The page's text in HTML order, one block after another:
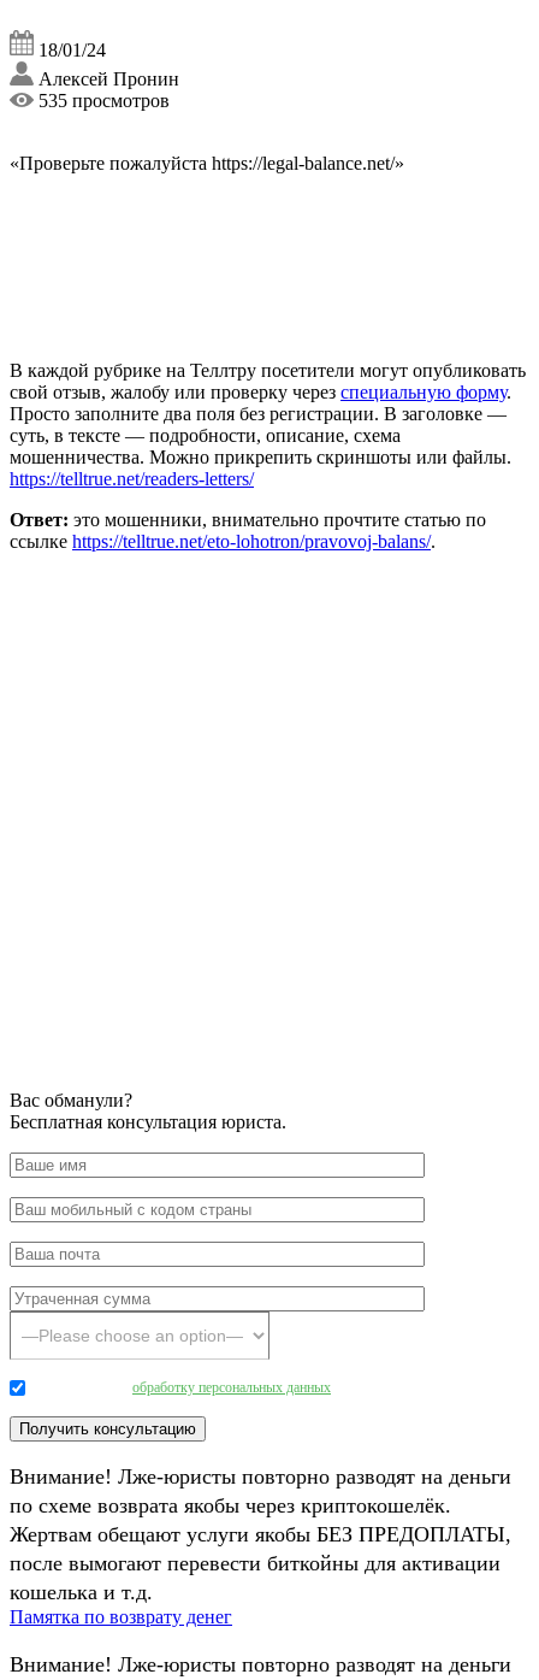
18/01/24
Алексей Пронин
535 просмотров
«Проверьте пожалуйста https://legal-balance.net/»
В каждой рубрике на Теллтру посетители могут опубликовать
свой отзыв, жалобу или проверку через специальную форму.
Просто заполните два поля без регистрации. В заголовке —
суть, в тексте — подробности, описание, схема
мошенничества. Можно прикрепить скриншоты или файлы.
https://telltrue.net/readers-letters/
Ответ: это мошенники, внимательно прочтите статью по
ссылке https://telltrue.net/eto-lohotron/pravovoj-balans/.
Вас обманули?
Бесплатная консультация юриста.
обработку персональных данных
Внимание! Лже-юристы повторно разводят на деньги
по схеме возврата якобы через криптокошелёк.
Жертвам обещают услуги якобы БЕЗ ПРЕДОПЛАТЫ,
после вымогают перевести биткойны для активации
кошелька и т.д.
Памятка по возврату денег
Внимание! Лже-юристы повторно разводят на деньги